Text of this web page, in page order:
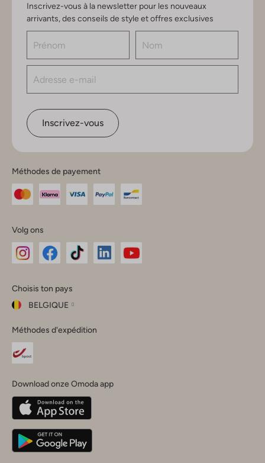
Inscrivez-vous à la newsletter pour les nouveaux
arrivants, des conseils de style et offres exclusives
Inscrivez-vous
Méthodes de payement
Volg ons
Instagram
Facebook
TikTok
Choisis ton pays
BELGIQUE
ton
pays
Fermer
Belgique(Français)
Deutschland
Méthodes d'expédition
Download onze Omoda app